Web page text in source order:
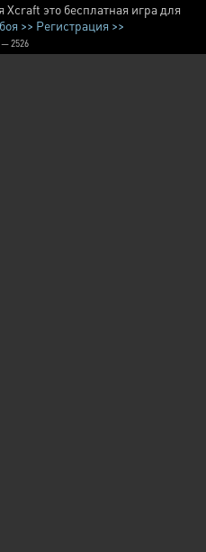
Xcraft это бесплатная игра для
>> Регистрация >>
— 2526